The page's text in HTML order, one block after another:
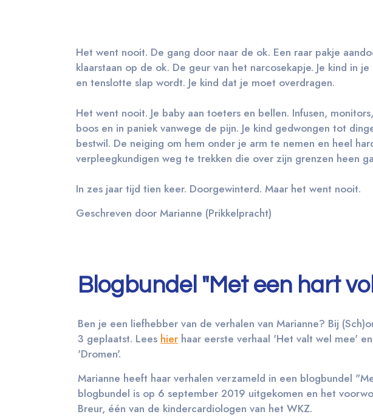
Het went nooit. De gang door naar de ok. Een raar pakje
klaarstaan op de ok. De geur van het narcosekapje. Je kind in
en tenslotte slap wordt. Je kind dat je moet overdragen.
Het went nooit. Je baby aan toeters en bellen. Infusen,
boos en in paniek vanwege de pijn. Je kind gedwongen tot
bestwil. De neiging om hem onder je arm te nemen en heel
verpleegkundigen weg te trekken die over zijn grenzen heen
In zes jaar tijd tien keer. Doorgewinterd. Maar het went nooit.
Geschreven door Marianne (Prikkelpracht)
Blogbundel "Met een hart
Ben je een liefhebber van de verhalen van Marianne? Bij
3 geplaatst. Lees hier haar eerste verhaal 'Het valt wel mee' en
'Dromen'.
Marianne heeft haar verhalen verzameld in een blogbundel
blogbundel is op 6 september 2019 uitgekomen en het
Breur, één van de kindercardiologen van het WKZ.